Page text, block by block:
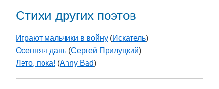
Стихи других поэтов
Играют мальчики в войну (Искатель)
Осенняя дань (Сергей Прилуцкий)
Лето, пока! (Anny Bad)